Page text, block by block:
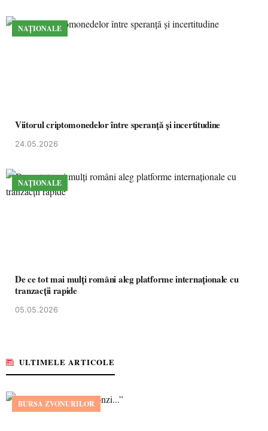
NAȚIONALE
Viitorul criptomonedelor între speranță și incertitudine
24.05.2026
NAȚIONALE
De ce tot mai mulți români aleg platforme internaționale cu
tranzacții rapide
05.05.2026
ULTIMELE ARTICOLE
BURSA ZVONURILOR